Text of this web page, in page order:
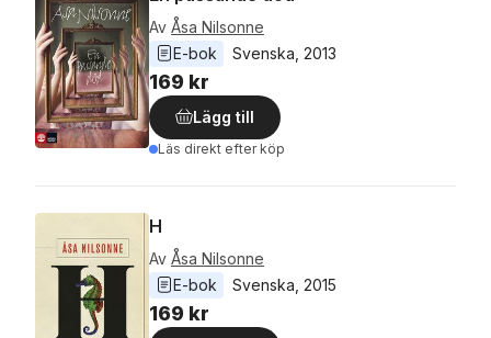
Av Åsa Nilsonne
E-bok
Svenska 2013
169 kr
Lägg till
Läs direkt efter köp
H
Av Åsa Nilsonne
E-bok
Svenska 2015
169 kr